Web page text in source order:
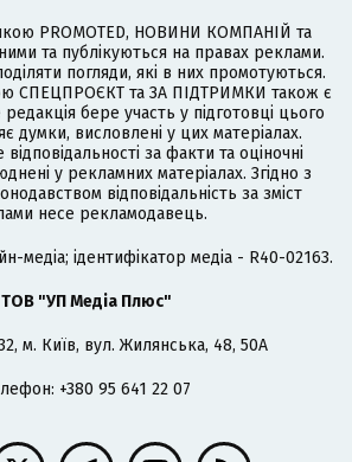
PROMOTED, НОВИНИ КОМПАНІЙ та
та публікуються на правах реклами.
погляди, які в них промотуються.
СПЕЦПРОЄКТ та ЗА ПІДТРИМКИ також є
бере участь у підготовці цього
думки, висловлені у цих матеріалах.
за факти та оціночні
у рекламних матеріалах. Згідно з
відповідальність за зміст
несе рекламодавець.
медіа; ідентифікатор медіа - R40-02163.
ТОВ "УП Медіа Плюс"
м. Київ, вул. Жилянська, 48, 50А
+380 95 641 22 07